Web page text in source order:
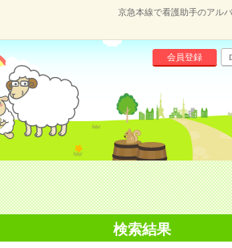
京急本線で看護助手のアル
会員登録
検索結果